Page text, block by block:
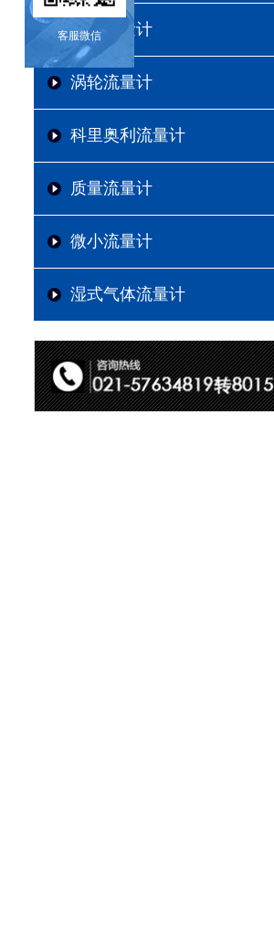
齿轮流量计
涡轮流量计
科里奥利流量计
质量流量计
微小流量计
湿式气体流量计
客服微信